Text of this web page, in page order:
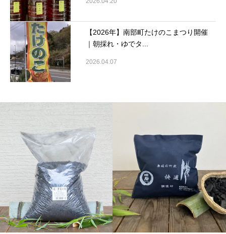
【2026年】南部町たけのこまつり開催
｜朝採れ・ゆでタ...
2026.04.07